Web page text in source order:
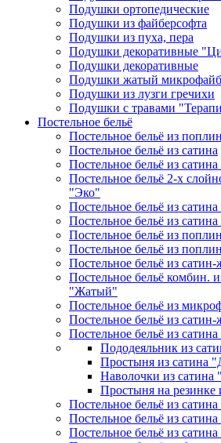
Подушки ортопедические
Подушки из файберсофта
Подушки из пуха, пера
Подушки декоративные
Подушки декоративные
Подушки жатый
Подушки из лузги гречихи
Подушки с травами
Постельное бельё
Постельное бельё из
Постельное бельё из сатина
Постельное бельё из
Постельное бельё 2-х
"Эко"
Постельное бельё из
Постельное бельё из
Постельное бельё из
Постельное бельё из
Постельное бельё из сатин-
Постельное бельё комбин.
"Жатый"
Постельное бельё из
Постельное бельё из сатин-
Постельное бельё из
Пододеяльник из
Простыня из сатина
Наволочки из сатина
Простыня на резинке
Постельное бельё из
Постельное бельё из
Постельное бельё из